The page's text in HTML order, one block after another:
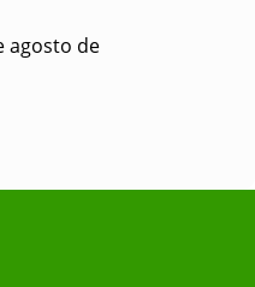
agosto de